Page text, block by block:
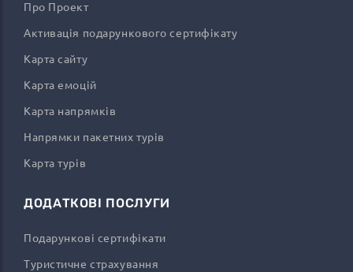
Про Проект
Активація подарункового сертифікату
Карта сайту
Карта емоцій
Карта напрямків
Напрямки пакетних турів
Карта турів
ДОДАТКОВІ ПОСЛУГИ
Подарункові сертифікати
Туристичне страхування